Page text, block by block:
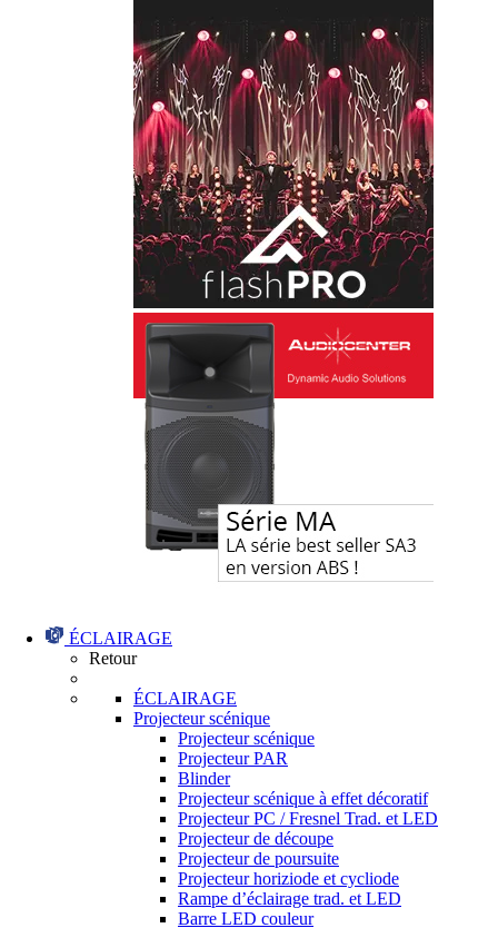
ÉCLAIRAGE
Retour
ÉCLAIRAGE
Projecteur scénique
Projecteur scénique
Projecteur PAR
Blinder
Projecteur scénique à effet décoratif
Projecteur PC / Fresnel Trad. et LED
Projecteur de découpe
Projecteur de poursuite
Projecteur horiziode et cycliode
Rampe d’éclairage trad. et LED
Barre LED couleur